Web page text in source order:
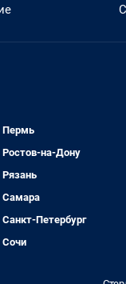
Пермь
Ростов-на-Дону
Рязань
Самара
Санкт-Петербург
Сочи